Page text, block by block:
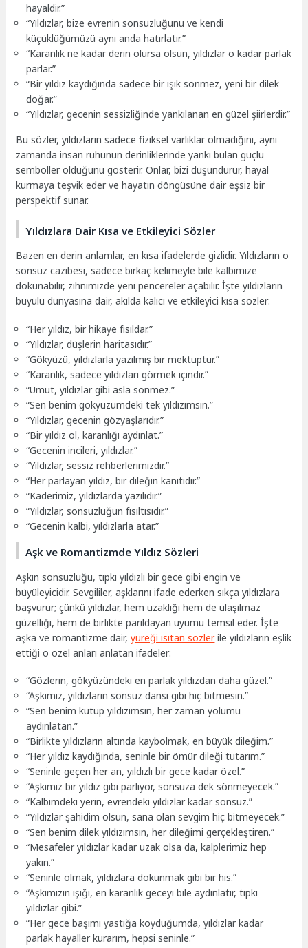
hayaldir.”
“Yıldızlar, bize evrenin sonsuzluğunu ve kendi
küçüklüğümüzü aynı anda hatırlatır.”
“Karanlık ne kadar derin olursa olsun, yıldızlar o kadar parlak
parlar.”
“Bir yıldız kaydığında sadece bir ışık sönmez, yeni bir dilek
doğar.”
“Yıldızlar, gecenin sessizliğinde yankılanan en güzel şiirlerdir.”
Bu sözler, yıldızların sadece fiziksel varlıklar olmadığını, aynı
zamanda insan ruhunun derinliklerinde yankı bulan güçlü
semboller olduğunu gösterir. Onlar, bizi düşündürür, hayal
kurmaya teşvik eder ve hayatın döngüsüne dair eşsiz bir
perspektif sunar.
Yıldızlara Dair Kısa ve Etkileyici Sözler
Bazen en derin anlamlar, en kısa ifadelerde gizlidir. Yıldızların o
sonsuz cazibesi, sadece birkaç kelimeyle bile kalbimize
dokunabilir, zihnimizde yeni pencereler açabilir. İşte yıldızların
büyülü dünyasına dair, akılda kalıcı ve etkileyici kısa sözler:
“Her yıldız, bir hikaye fısıldar.”
“Yıldızlar, düşlerin haritasıdır.”
“Gökyüzü, yıldızlarla yazılmış bir mektuptur.”
“Karanlık, sadece yıldızları görmek içindir.”
“Umut, yıldızlar gibi asla sönmez.”
“Sen benim gökyüzümdeki tek yıldızımsın.”
“Yıldızlar, gecenin gözyaşlarıdır.”
“Bir yıldız ol, karanlığı aydınlat.”
“Gecenin incileri, yıldızlar.”
“Yıldızlar, sessiz rehberlerimizdir.”
“Her parlayan yıldız, bir dileğin kanıtıdır.”
“Kaderimiz, yıldızlarda yazılıdır.”
“Yıldızlar, sonsuzluğun fısıltısıdır.”
“Gecenin kalbi, yıldızlarla atar.”
Aşk ve Romantizmde Yıldız Sözleri
Aşkın sonsuzluğu, tıpkı yıldızlı bir gece gibi engin ve
büyüleyicidir. Sevgililer, aşklarını ifade ederken sıkça yıldızlara
başvurur; çünkü yıldızlar, hem uzaklığı hem de ulaşılmaz
güzelliği, hem de birlikte parıldayan uyumu temsil eder. İşte
aşka ve romantizme dair,yüreği ısıtan sözlerile yıldızların eşlik
ettiği o özel anları anlatan ifadeler:
“Gözlerin, gökyüzündeki en parlak yıldızdan daha güzel.”
“Aşkımız, yıldızların sonsuz dansı gibi hiç bitmesin.”
“Sen benim kutup yıldızımsın, her zaman yolumu
aydınlatan.”
“Birlikte yıldızların altında kaybolmak, en büyük dileğim.”
“Her yıldız kaydığında, seninle bir ömür dileği tutarım.”
“Seninle geçen her an, yıldızlı bir gece kadar özel.”
“Aşkımız bir yıldız gibi parlıyor, sonsuza dek sönmeyecek.”
“Kalbimdeki yerin, evrendeki yıldızlar kadar sonsuz.”
“Yıldızlar şahidim olsun, sana olan sevgim hiç bitmeyecek.”
“Sen benim dilek yıldızımsın, her dileğimi gerçekleştiren.”
“Mesafeler yıldızlar kadar uzak olsa da, kalplerimiz hep
yakın.”
“Seninle olmak, yıldızlara dokunmak gibi bir his.”
“Aşkımızın ışığı, en karanlık geceyi bile aydınlatır, tıpkı
yıldızlar gibi.”
“Her gece başımı yastığa koyduğumda, yıldızlar kadar
parlak hayaller kurarım, hepsi seninle.”